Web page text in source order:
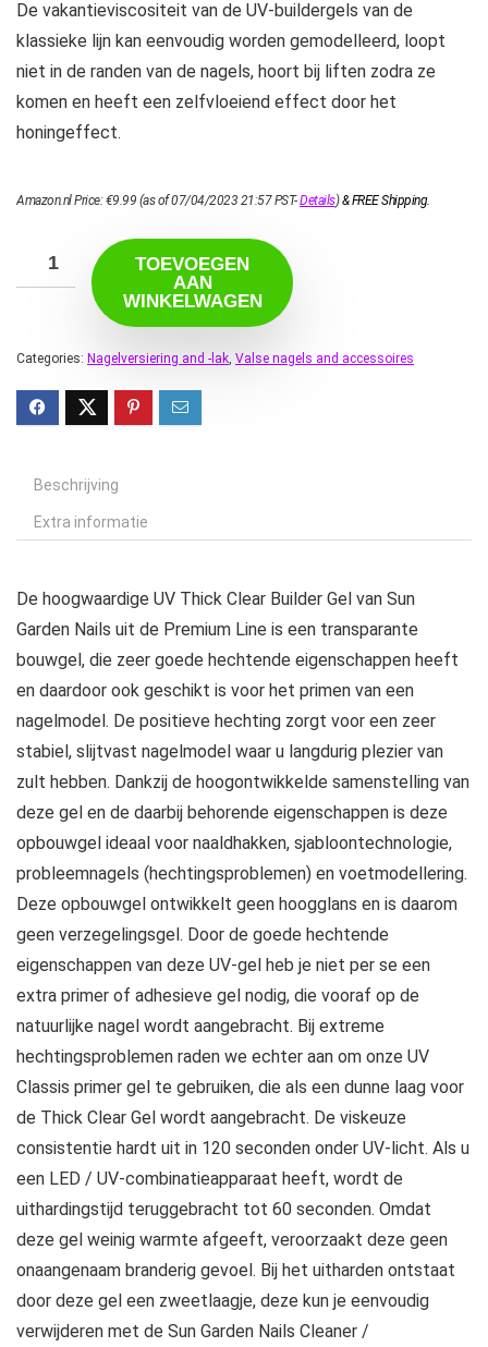
De vakantieviscositeit van de UV-buildergels van de
klassieke lijn kan eenvoudig worden gemodelleerd, loopt
niet in de randen van de nagels, hoort bij liften zodra ze
komen en heeft een zelfvloeiend effect door het
honingeffect.
Amazon.nl Price:€9.99 (as of 07/04/2023 21:57 PST-Details)&FREE Shipping.
TOEVOEGEN
AAN
WINKELWAGEN
Categories: Nagelversiering and -lak, Valse nagels and accessoires
Beschrijving
Extra informatie
De hoogwaardige UV Thick Clear Builder Gel van Sun
Garden Nails uit de Premium Line is een transparante
bouwgel, die zeer goede hechtende eigenschappen heeft
en daardoor ook geschikt is voor het primen van een
nagelmodel. De positieve hechting zorgt voor een zeer
stabiel, slijtvast nagelmodel waar u langdurig plezier van
zult hebben. Dankzij de hoogontwikkelde samenstelling van
deze gel en de daarbij behorende eigenschappen is deze
opbouwgel ideaal voor naaldhakken, sjabloontechnologie,
probleemnagels (hechtingsproblemen) en voetmodellering.
Deze opbouwgel ontwikkelt geen hoogglans en is daarom
geen verzegelingsgel. Door de goede hechtende
eigenschappen van deze UV-gel heb je niet per se een
extra primer of adhesieve gel nodig, die vooraf op de
natuurlijke nagel wordt aangebracht. Bij extreme
hechtingsproblemen raden we echter aan om onze UV ​​
Classis primer gel te gebruiken, die als een dunne laag voor
de Thick Clear Gel wordt aangebracht. De viskeuze
consistentie hardt uit in 120 seconden onder UV-licht. Als u
een LED / UV-combinatieapparaat heeft, wordt de
uithardingstijd teruggebracht tot 60 seconden. Omdat
deze gel weinig warmte afgeeft, veroorzaakt deze geen
onaangenaam branderig gevoel. Bij het uitharden ontstaat
door deze gel een zweetlaagje, deze kun je eenvoudig
verwijderen met de Sun Garden Nails Cleaner /